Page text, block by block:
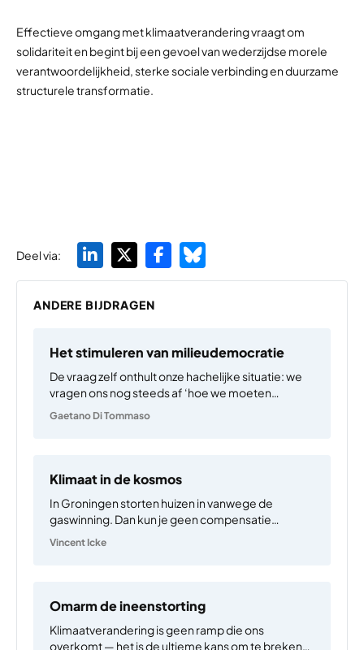
Effectieve omgang met klimaatverandering vraagt om
solidariteit en begint bij een gevoel van wederzijdse morele
verantwoordelijkheid, sterke sociale verbinding en duurzame
structurele transformatie.
Deel via:
ANDERE BIJDRAGEN
Het stimuleren van milieudemocratie
De vraag zelf onthult onze hachelijke situatie: we
vragen ons nog steeds af ‘hoe we moeten
omgaan’ met een crisis die we al tientallen jaren
Gaetano Di Tommaso
Klimaat in de kosmos
In Groningen storten huizen in vanwege de
gaswinning. Dan kun je geen compensatie
weigeren omdat aardbevingen nu eenmaal een
Vincent Icke
Omarm de ineenstorting
Klimaatverandering is geen ramp die ons
overkomt — het is de ultieme kans om te breken